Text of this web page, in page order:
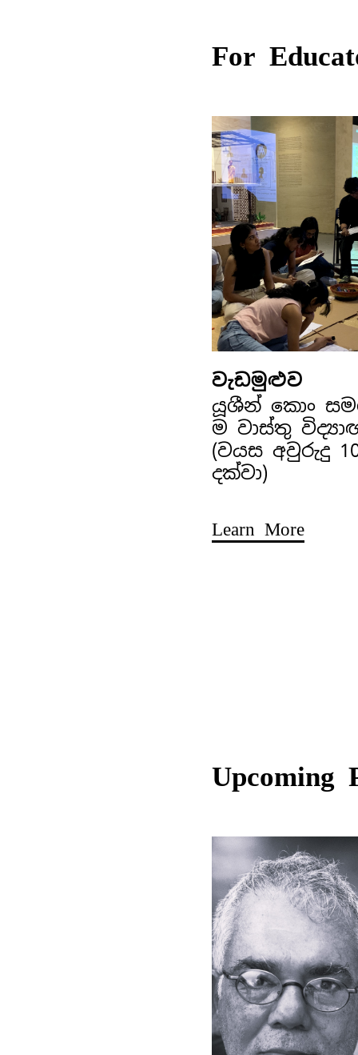
For
වැඩමුළුව
යූශීන් කොං
ම වාස්තු
(වයස අවුරුදු
දක්වා)
Learn More
Upcoming